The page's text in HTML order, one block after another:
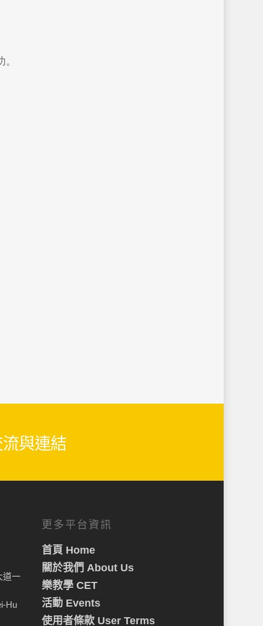
與連結
道一
Hu
更多平台資訊
首頁 Home
關於我們 About Us
樂教學 CET
活動 Events
使用者條款 User Terms